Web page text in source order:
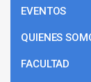
EVENTOS
QUIENES
FACULTAD